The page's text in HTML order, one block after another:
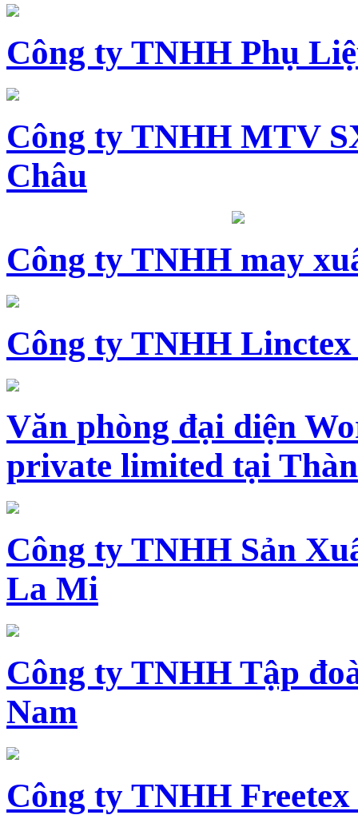
Công ty TNHH Phụ
Công ty TNHH MTV
Châu
Công ty TNHH may
Công ty TNHH Linctex
Văn phòng đại diện
private limited tại
Công ty TNHH Sản
La Mi
Công ty TNHH Tập
Nam
Công ty TNHH